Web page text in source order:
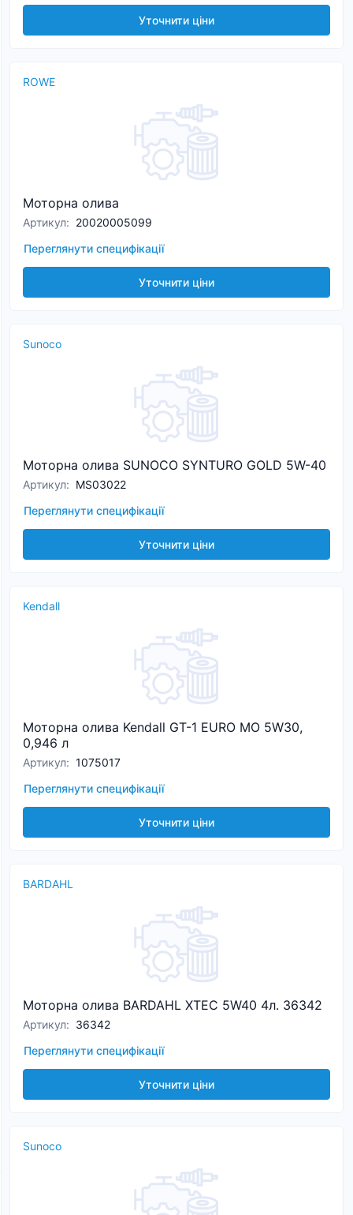
Уточнити ціни
ROWE
Моторна олива
Артикул: 20020005099
Переглянути специфікації
Уточнити ціни
Sunoco
Моторна олива SUNOCO SYNTURO GOLD 5W-40
Артикул: MS03022
Переглянути специфікації
Уточнити ціни
Kendall
Моторна олива Kendall GT-1 EURO MO 5W30,
0,946 л
Артикул: 1075017
Переглянути специфікації
Уточнити ціни
BARDAHL
Моторна олива BARDAHL XTEC 5W40 4л. 36342
Артикул: 36342
Переглянути специфікації
Уточнити ціни
Sunoco